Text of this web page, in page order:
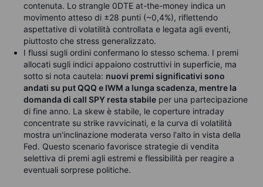
contenuta. Lo strangle 0DTE at-the-money indica un
movimento atteso di ±28 punti (~0,4%), riflettendo
aspettative di volatilità controllata e legata agli eventi,
piuttosto che stress generalizzato.
I flussi sugli ordini confermano lo stesso schema. I premi
allocati sugli indici appaiono costruttivi in superficie, ma
sotto si nota cautela: nuovi premi significativi sono
andati su put QQQ e IWM a lunga scadenza, mentre la
domanda di call SPY resta stabile per una partecipazione
di fine anno. La skew è stabile, le coperture intraday
concentrate su strike ravvicinati, e la curva di volatilità
mostra un'inclinazione moderata verso l'alto in vista della
Fed. Questo scenario favorisce strategie di vendita
selettiva di premi agli estremi e flessibilità per reagire a
eventuali sorprese politiche.